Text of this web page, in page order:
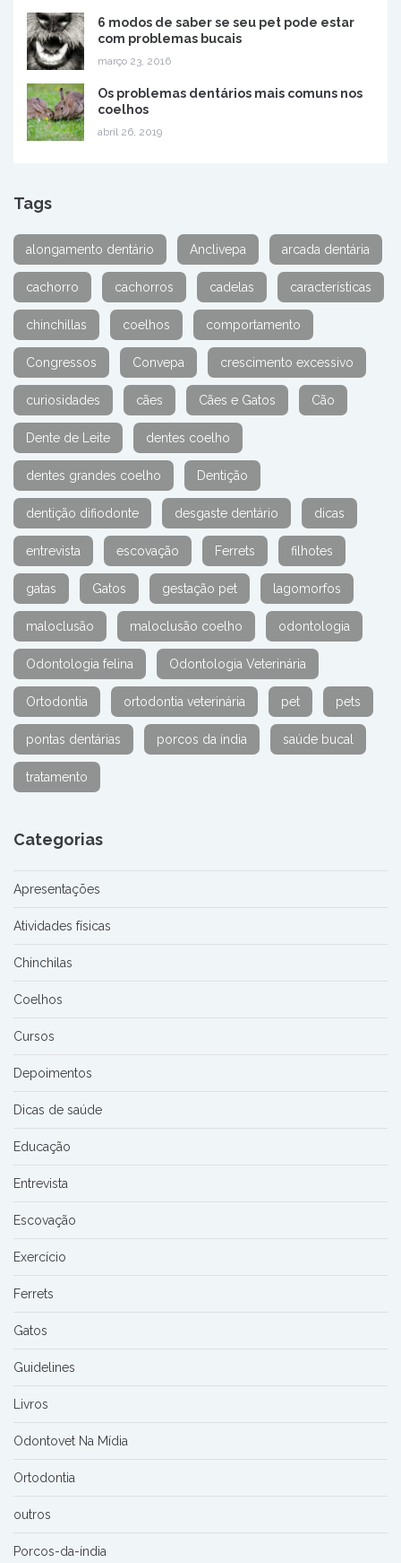
6 modos de saber se seu pet pode estar
com problemas bucais
março 23, 2016
Os problemas dentários mais comuns nos
coelhos
abril 26, 2019
Tags
alongamento dentário Anclivepa arcada dentária
cachorro cachorros cadelas características
chinchillas coelhos comportamento
Congressos Convepa crescimento excessivo
curiosidades cães Cães e Gatos Cão
Dente de Leite dentes coelho
dentes grandes coelho Dentição
dentição difiodonte desgaste dentário dicas
entrevista escovação Ferrets filhotes
gatas Gatos gestação pet lagomorfos
maloclusão maloclusão coelho odontologia
Odontologia felina Odontologia Veterinária
Ortodontia ortodontia veterinária pet pets
pontas dentárias porcos da índia saúde bucal
tratamento
Categorias
Apresentações
Atividades físicas
Chinchilas
Coelhos
Cursos
Depoimentos
Dicas de saúde
Educação
Entrevista
Escovação
Exercício
Ferrets
Gatos
Guidelines
Livros
Odontovet Na Mídia
Ortodontia
outros
Porcos-da-índia